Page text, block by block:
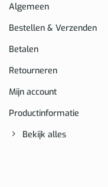
Algemeen
Bestellen & Verzenden
Betalen
Retourneren
Mijn account
Productinformatie
Bekijk alles